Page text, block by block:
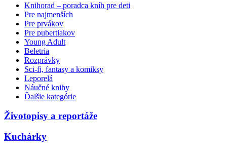
Knihorad – poradca kníh pre deti
Pre najmenších
Pre prvákov
Pre pubertiakov
Young Adult
Beletria
Rozprávky
Sci-fi, fantasy a komiksy
Leporelá
Náučné knihy
Ďalšie kategórie
Životopisy a reportáže
Kuchárky